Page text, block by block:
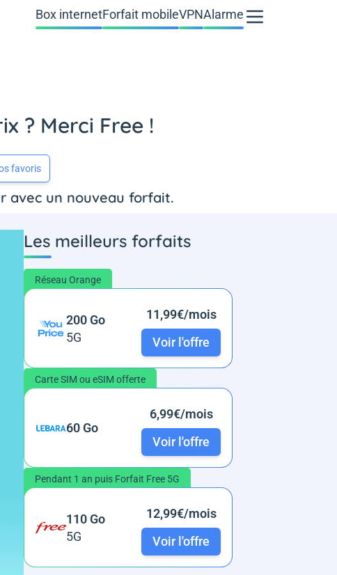
Box internetForfait mobileVPNAlarme
? Merci Free !
favoris
avec un nouveau forfait.
Les meilleurs forfaits
Réseau Orange
200 Go
5G
11,99€/mois
Voir l'offre
Carte SIM ou eSIM offerte
60 Go
6,99€/mois
Voir l'offre
Pendant 1 an puis Forfait Free 5G
110 Go
5G
12,99€/mois
Voir l'offre